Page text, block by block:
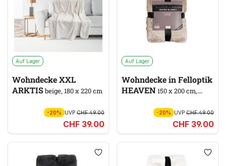
Auf Lager
Wohndecke XXL
ARKTISbeige, 180 x 220 cm
-20% UVP CHF 49.00
CHF 39.00
Auf Lager
Wohndecke in Felloptik
HEAVEN150 x 200 cm,
-20% UVPCHF 49.00
CHF 39.00